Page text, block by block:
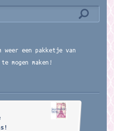
weer een pakketje van
mogen maken!